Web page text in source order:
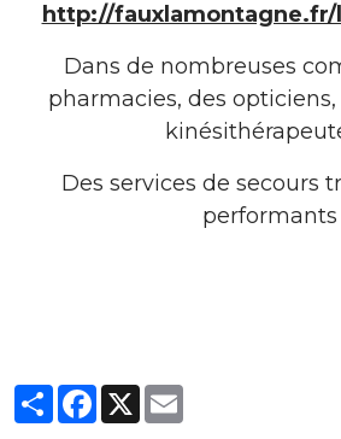
http://
Dans de nombreuses
pharmacies, des
Des services de secours
performants
PartagerFacebook
X